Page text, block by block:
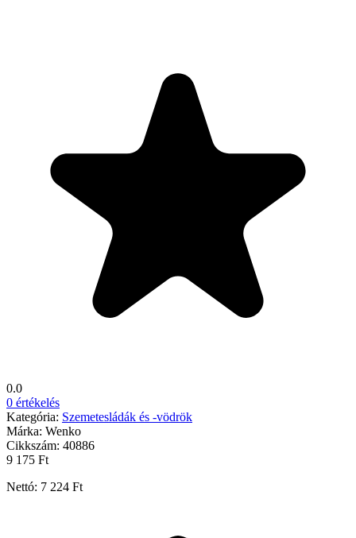
0.0
0 értékelés
Kategória: Szemetesládák és -vödrök
Márka: Wenko
Cikkszám: 40886
9 175 Ft
Nettó: 7 224 Ft